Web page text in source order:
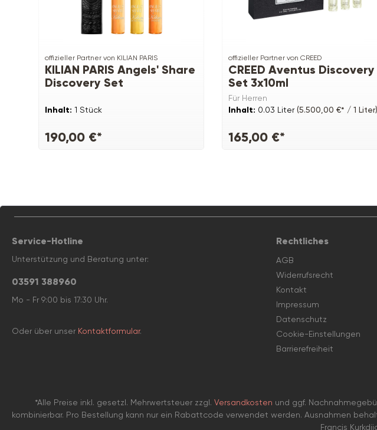
offizieller Partner von KILIAN PARIS
KILIAN PARIS Angels' Share
Discovery Set
Inhalt: 1 Stück
190,00 €*
offizieller Partner von CREED
CREED Aventus Discovery
Set 3x10ml
Für Herren
Inhalt: 0.03 Liter(5.500,00 €* / 1 Liter)
165,00 €*
Service-Hotline
Unterstützung und Beratung unter:
03591 388960
Mo - Fr 9:00 bis 17:30 Uhr.
Oder über unser Kontaktformular.
Rechtliches
AGB
Widerrufsrecht
Kontakt
Impressum
Datenschutz
Cookie-Einstellungen
Barrierefreiheit
*Alle Preise inkl. gesetzl. Mehrwertsteuer zzgl. Versandkosten und ggf.
kombinierbar. Pro Bestellung kann nur ein Rabattcode verwendet werden. Ausnahmen
Francis